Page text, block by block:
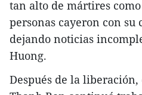
tan alto de mártires
personas cayeron con su
dejando noticias
Huong.
Después de la